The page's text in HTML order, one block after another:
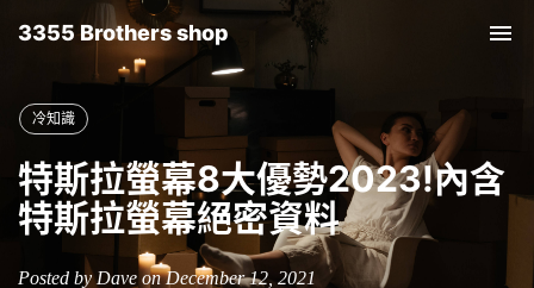
3355 Brothers shop
冷知識
特斯拉螢幕8大優勢2023!內含
特斯拉螢幕絕密資料
Posted by Dave on December 12, 2021